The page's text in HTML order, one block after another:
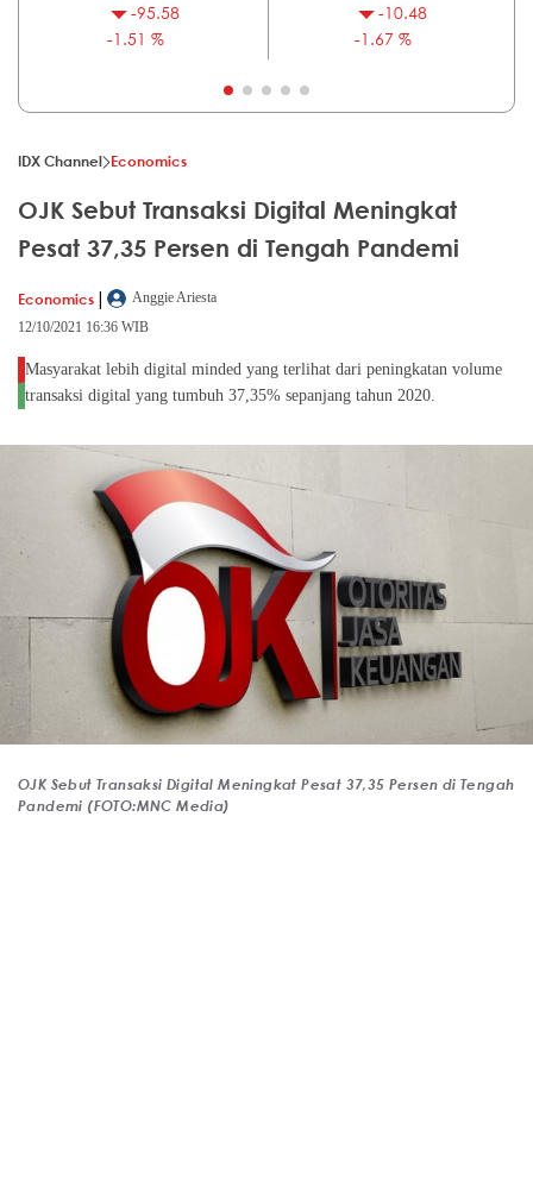
-95.58
-1.51 %
-10.48
-1.67 %
IDX Channel Economics
OJK Sebut Transaksi Digital Meningkat
Pesat 37,35 Persen di Tengah Pandemi
Economics |
Anggie Ariesta
12/10/2021 16:36 WIB
Masyarakat lebih digital minded yang terlihat dari peningkatan volume
transaksi digital yang tumbuh 37,35% sepanjang tahun 2020.
OJK Sebut Transaksi Digital Meningkat Pesat 37,35 Persen di Tengah
Pandemi (FOTO:MNC Media)